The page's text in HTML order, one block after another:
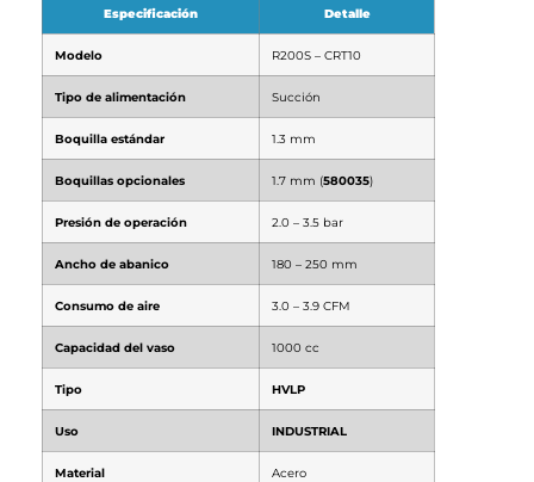
Especificación Detalle
Modelo R200S – CRT10
Tipo de alimentación Succión
Boquilla estándar 1.3 mm
Boquillas opcionales 1.7 mm (580035)
Presión de operación 2.0 – 3.5 bar
Ancho de abanico 180 – 250 mm
Consumo de aire 3.0 – 3.9 CFM
Capacidad del vaso 1000 cc
Tipo HVLP
Uso INDUSTRIAL
Material Acero